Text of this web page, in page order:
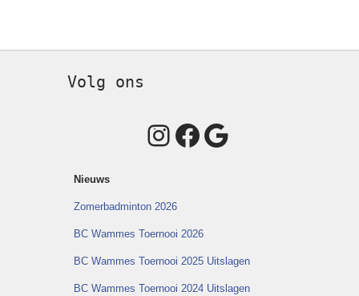
Volg ons
Instagram
Facebook
Google
Nieuws
Zomerbadminton 2026
BC Wammes Toernooi 2026
BC Wammes Toernooi 2025 Uitslagen
BC Wammes Toernooi 2024 Uitslagen